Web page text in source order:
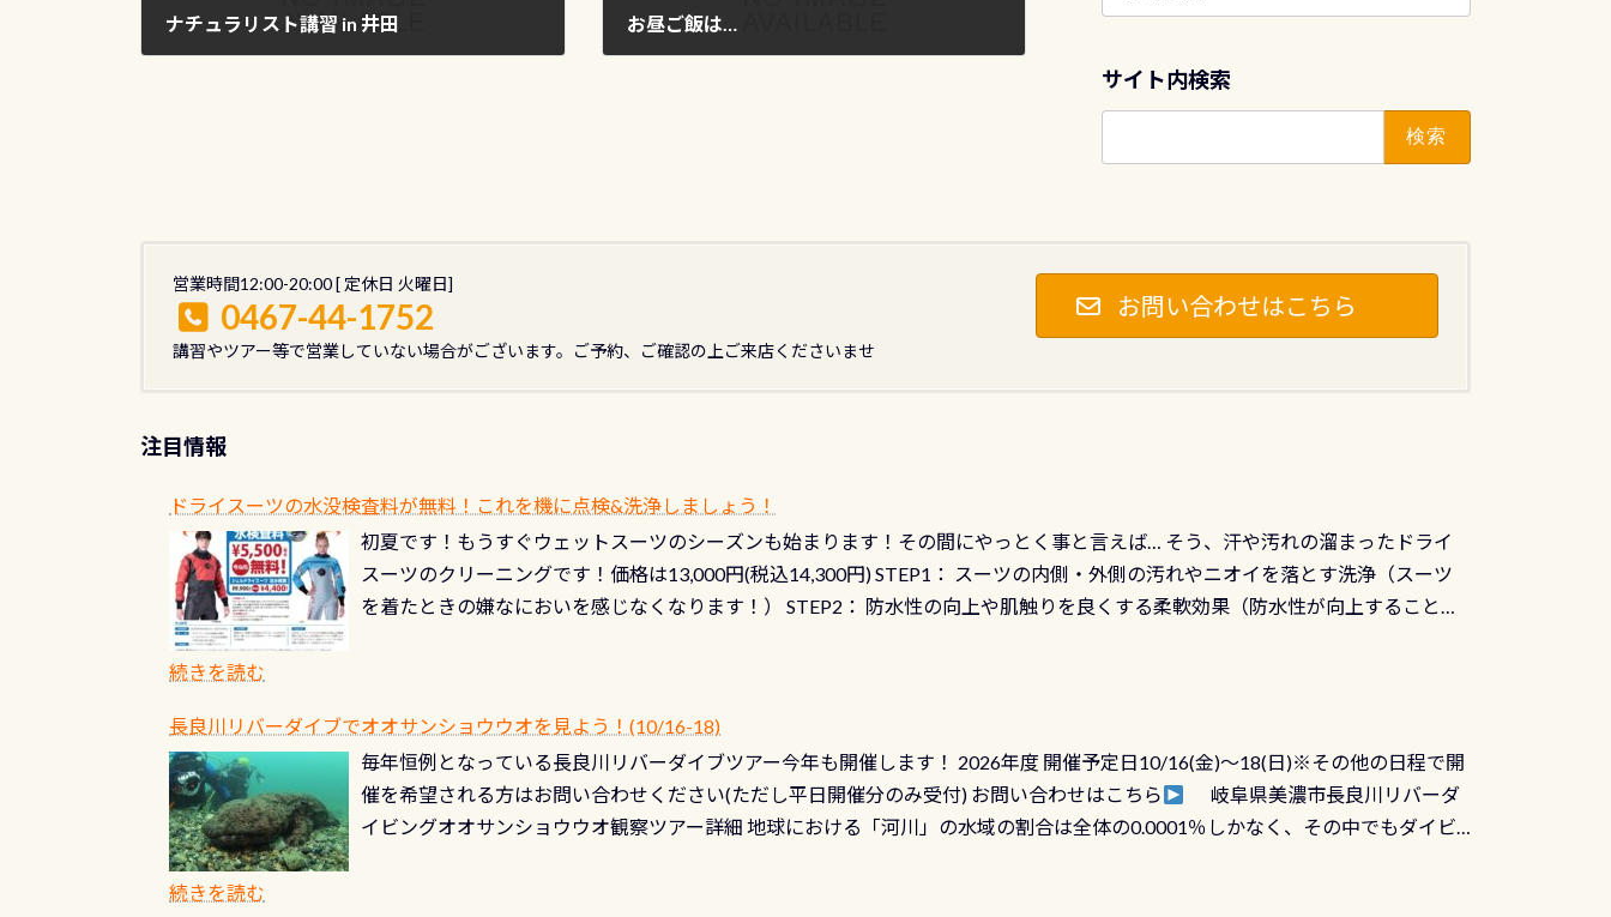
ナチュラリスト講習 in 井田 お昼ご飯は…
カ
ブ
サイト内検索
営業時間12:00-20:00 [ 定休日 火曜日]
0467-44-1752
講習やツアー等で営業していない場合がございます。ご予約、ご確認の上ご来店くださいませ
お問い合わせはこちら
注目情報
ドライスーツの水没検査料が無料！これを機に点検&洗浄しましょう！
初夏です！もうすぐウェットスーツのシーズンも始まります！その間にやっとく事と言えば… そう、汗や汚れの溜まったドライ
スーツのクリーニングです！価格は13,000円(税込14,300円) STEP1： スーツの内側・外側の汚れやニオイを落とす洗浄（スーツ
を着たときの嫌なにおいを感じなくなります！） STEP2： 防水性の向上や肌触りを良くする柔軟効果（防水性が向上することで
ル(穴)がないか確認冬になり、使い始めてから水漏れする…ってのは避けましょう！実際水につけて水検査して調べます ●給気バ
ルブのオーバーホール排気バルブは、ドライスーツクリーニングの際に行うのですが、空気を送り込む「給気バルブ」のオーバ
ーホールも非常に大切です BCDで言うと給気ボタンの点検と一緒な訳ですから、ボタンが潮噛みしてドライスーツに空気が入り
過ぎて急浮上…なんて事がないようにしっかり点検しましょう！まだした事がない方はこれを機会に是非やってください！！ ●
続きを読む
長良川リバーダイブでオオサンショウウオを見よう！(10/16-18)
毎年恒例となっている長良川リバーダイブツアー今年も開催します！ 2026年度 開催予定日10/16(金)～18(日)※その他の日程で開
催を希望される方はお問い合わせください(ただし平日開催分のみ受付) お問い合わせはこちら
岐阜県美濃市長良川リバーダ
イビングオオサンショウウオ観察ツアー詳細 地球における「河川」の水域の割合は全体の0.0001％しかなく、その中でもダイビ
続きを読む